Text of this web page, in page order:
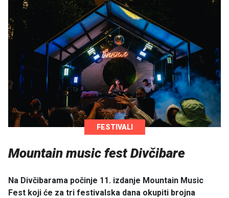
FESTIVALI
Mountain music fest Divčibare
Na Divčibarama počinje 11. izdanje Mountain Music
Fest koji će za tri festivalska dana okupiti brojna